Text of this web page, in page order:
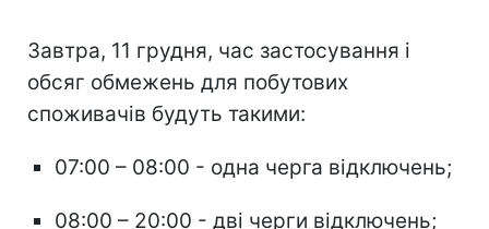
Завтра, 11 грудня, час застосування і
обсяг обмежень для побутових
споживачів будуть такими:
07:00 – 08:00 - одна черга відключень;
08:00 – 20:00 - дві черги відключень;